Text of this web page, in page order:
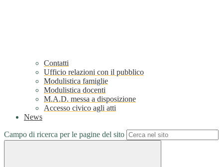
Contatti
Ufficio relazioni con il pubblico
Modulistica famiglie
Modulistica docenti
M.A.D. messa a disposizione
Accesso civico agli atti
News
Campo di ricerca per le pagine del sito